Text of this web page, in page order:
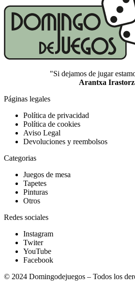
"Si dejamos de jugar
Arantxa
Páginas legales
Política de privacidad
Política de cookies
Aviso Legal
Devoluciones y reembolsos
Categorias
Juegos de mesa
Tapetes
Pinturas
Otros
Redes sociales
Instagram
Twiter
YouTube
Facebook
© 2024 Domingodejuegos – Todos los